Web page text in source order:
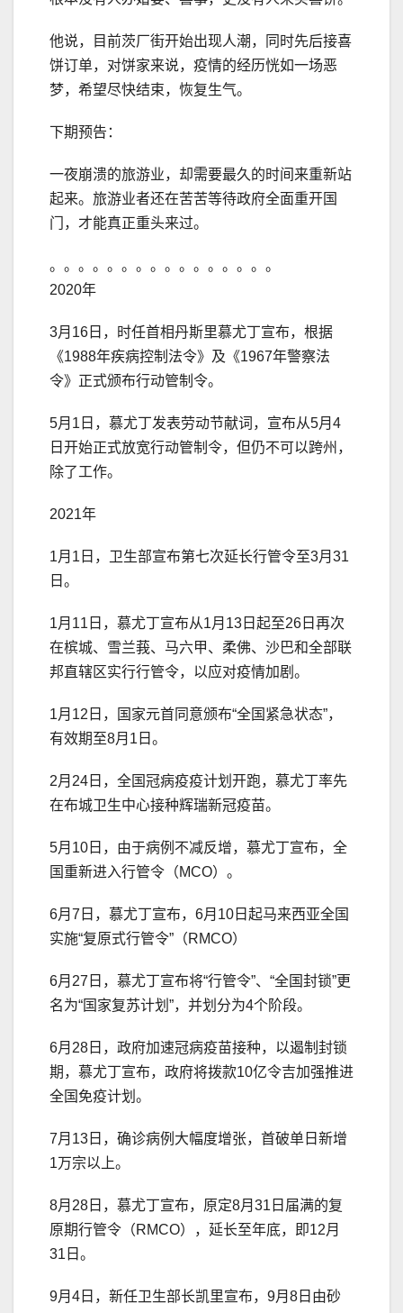
他说，目前茨厂街开始出现人潮，同时先后接喜
饼订单，对饼家来说，疫情的经历恍如一场恶
梦，希望尽快结束，恢复生气。
下期预告：
一夜崩溃的旅游业，却需要最久的时间来重新站
起来。旅游业者还在苦苦等待政府全面重开国
门，才能真正重头来过。
。。。。。。。。。。。。。。。。
2020年
3月16日，时任首相丹斯里慕尤丁宣布，根据
《1988年疾病控制法令》及《1967年警察法
令》正式颁布行动管制令。
5月1日，慕尤丁发表劳动节献词，宣布从5月4
日开始正式放宽行动管制令，但仍不可以跨州，
除了工作。
2021年
1月1日，卫生部宣布第七次延长行管令至3月31
日。
1月11日，慕尤丁宣布从1月13日起至26日再次
在槟城、雪兰莪、马六甲、柔佛、沙巴和全部联
邦直辖区实行行管令，以应对疫情加剧。
1月12日，国家元首同意颁布“全国紧急状态”，
有效期至8月1日。
2月24日，全国冠病疫疫计划开跑，慕尤丁率先
在布城卫生中心接种辉瑞新冠疫苗。
5月10日，由于病例不减反增，慕尤丁宣布，全
国重新进入行管令（MCO）。
6月7日，慕尤丁宣布，6月10日起马来西亚全国
实施“复原式行管令”（RMCO）
6月27日，慕尤丁宣布将“行管令”、“全国封锁”更
名为“国家复苏计划”，并划分为4个阶段。
6月28日，政府加速冠病疫苗接种，以遏制封锁
期，慕尤丁宣布，政府将拨款10亿令吉加强推进
全国免疫计划。
7月13日，确诊病例大幅度增张，首破单日新增
1万宗以上。
8月28日，慕尤丁宣布，原定8月31日届满的复
原期行管令（RMCO），延长至年底，即12月
31日。
9月4日，新任卫生部长凯里宣布，9月8日由砂